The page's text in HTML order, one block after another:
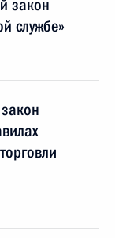
закон
службе»